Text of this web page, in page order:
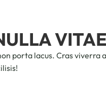
VITAE
porta lacus. Cras